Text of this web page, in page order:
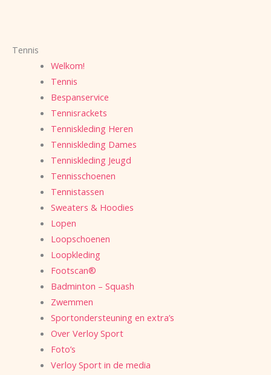
Tennis
Welkom!
Tennis
Bespanservice
Tennisrackets
Tenniskleding Heren
Tenniskleding Dames
Tenniskleding Jeugd
Tennisschoenen
Tennistassen
Sweaters & Hoodies
Lopen
Loopschoenen
Loopkleding
Footscan®
Badminton – Squash
Zwemmen
Sportondersteuning en extra’s
Over Verloy Sport
Foto’s
Verloy Sport in de media